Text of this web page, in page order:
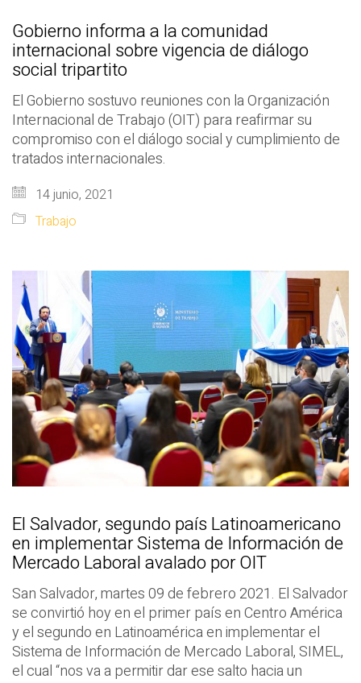
Gobierno informa a la comunidad
internacional sobre vigencia de diálogo
social tripartito
El Gobierno sostuvo reuniones con la Organización
Internacional de Trabajo (OIT) para reafirmar su
compromiso con el diálogo social y cumplimiento de
tratados internacionales.
14 junio, 2021
Trabajo
El Salvador, segundo país Latinoamericano
en implementar Sistema de Información de
Mercado Laboral avalado por OIT
San Salvador, martes 09 de febrero 2021. El Salvador
se convirtió hoy en el primer país en Centro América
y el segundo en Latinoamérica en implementar el
Sistema de Información de Mercado Laboral, SIMEL,
el cual “nos va a permitir dar ese salto hacia un